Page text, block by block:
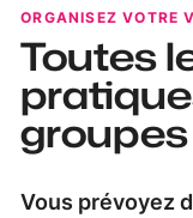
ORGANISEZ VOTRE
Toutes
groupes
Vous prévoyez